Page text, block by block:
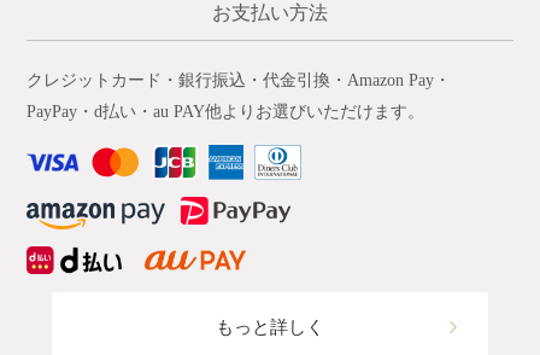
お支払い方法
クレジットカード・銀行振込・代金引換・Amazon Pay・
PayPay・d払い・au PAY他よりお選びいただけます。
もっと詳しく